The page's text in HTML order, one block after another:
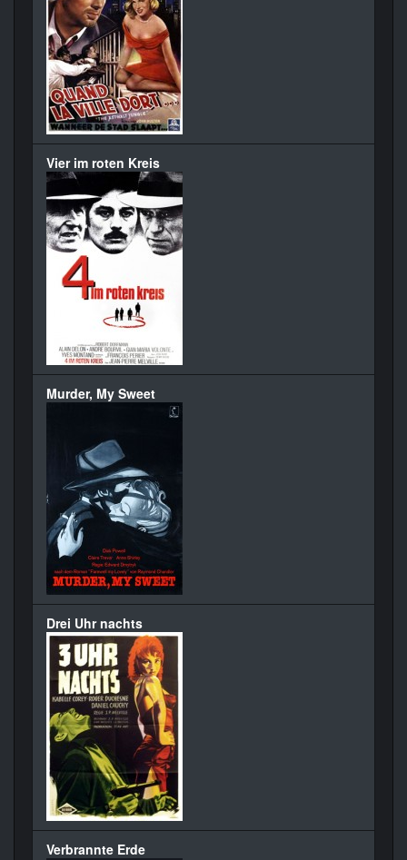
Vier im roten Kreis
Murder, My Sweet
Drei Uhr nachts
Verbrannte Erde